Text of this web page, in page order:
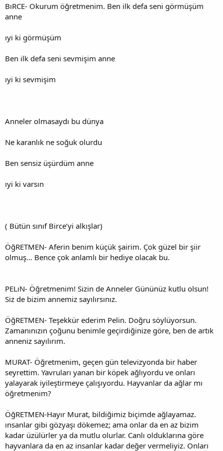
BıRCE- Okurum öğretmenim. Ben ilk defa seni görmüşüm
anne
ıyi ki görmüşüm
Ben ilk defa seni sevmişim anne
ıyi ki sevmişim
Anneler olmasaydı bu dünya
Ne karanlık ne soğuk olurdu
Ben sensiz üşürdüm anne
ıyi ki varsın
( Bütün sınıf Birce’yi alkışlar)
ÖğRETMEN- Aferin benim küçük şairim. Çok güzel bir şiir
olmuş… Bence çok anlamlı bir hediye olacak bu.
PELıN- Öğretmenim! Sizin de Anneler Gününüz kutlu olsun!
Siz de bizim annemiz sayılırsınız.
ÖğRETMEN- Teşekkür ederim Pelin. Doğru söylüyorsun.
Zamanınızın çoğunu benimle geçirdiğinize göre, ben de artık
anneniz sayılırım.
MURAT- Öğretmenim, geçen gün televizyonda bir haber
seyrettim. Yavruları yanan bir köpek ağlıyordu ve onları
yalayarak iyileştirmeye çalışıyordu. Hayvanlar da ağlar mı
öğretmenim?
ÖğRETMEN-Hayır Murat, bildiğimiz biçimde ağlayamaz.
ınsanlar gibi gözyaşı dökemez; ama onlar da en az bizim
kadar üzülürler ya da mutlu olurlar. Canlı olduklarına göre
hayvanlara da en az insanlar kadar değer vermeliyiz. Onları